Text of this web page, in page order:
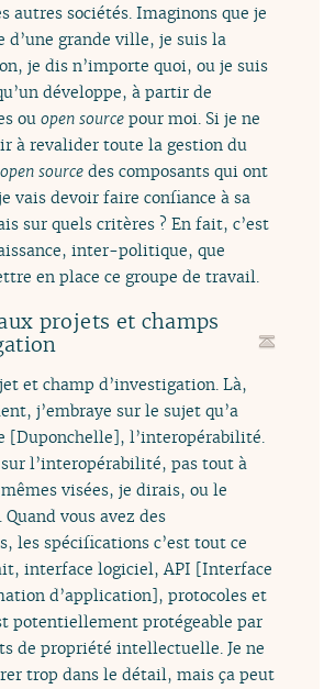
autres sociétés. Imaginons que je
d’une grande ville, je suis la
je dis n’importe quoi, ou je suis
développe, à partir de
ouopen source pour moi. Si je ne
à revalider toute la gestion du
open source des composants qui ont
vais devoir faire confiance à sa
sur quels critères ? En fait, c’est
inter-politique, que
en place ce groupe de travail.
projets et champs
et champ d’investigation. Là,
j’embraye sur le sujet qu’a
[Duponchelle], l’interopérabilité.
l’interopérabilité, pas tout à
visées, je dirais, ou le
Quand vous avez des
les spécifications c’est tout ce
interface logiciel, API [Interface
d’application], protocoles et
potentiellement protégeable par
de propriété intellectuelle. Je ne
trop dans le détail, mais ça peut